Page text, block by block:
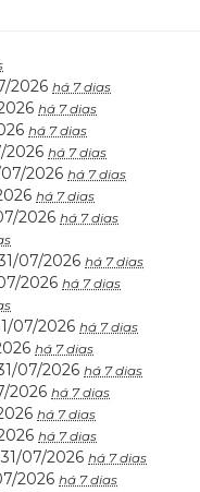
2026 há 7 dias
há 7 dias
há 7 dias
2026 há 7 dias
2026 há 7 dias
há 7 dias
2026 há 7 dias
07/2026 há 7 dias
2026 há 7 dias
07/2026 há 7 dias
há 7 dias
07/2026 há 7 dias
2026 há 7 dias
há 7 dias
há 7 dias
07/2026 há 7 dias
2026 há 7 dias